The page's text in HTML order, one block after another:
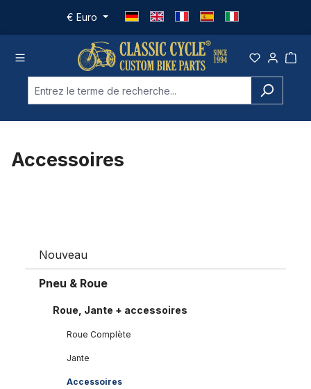
Passer au contenu principal
€ Euro
Accessoires
Nouveau
Pneu & Roue
Roue, Jante + accessoires
Roue Complète
Jante
Accessoires